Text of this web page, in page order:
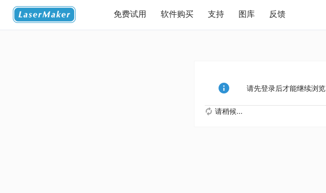
免费试用 软件购买 支持 图库 反馈
请先登录后才能继续浏览
请稍候...